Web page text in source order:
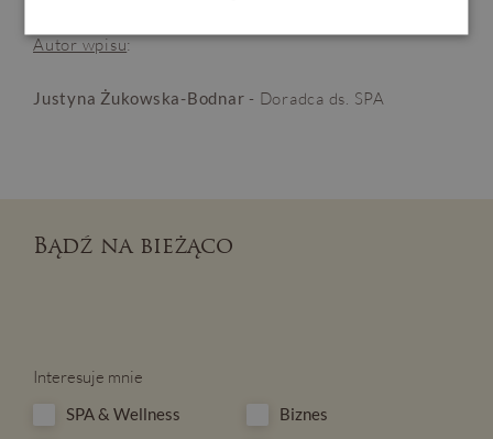
REZERWACJA
Autor wpisu:
Justyna Żukowska-Bodnar - Doradca ds. SPA
Bądź na bieżąco
Interesuje mnie
SPA & Wellness
Biznes